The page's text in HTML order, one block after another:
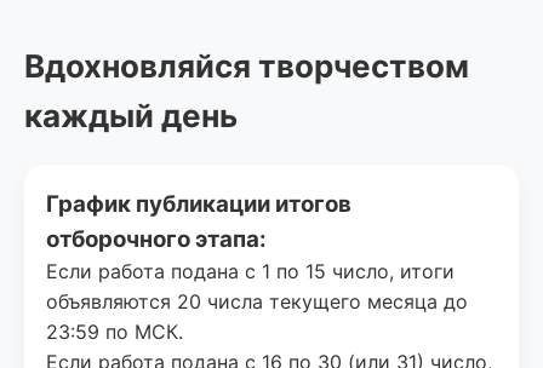
Вдохновляйся творчеством
каждый день
График публикации итогов
отборочного этапа:
Если работа подана с 1 по 15 число, итоги
объявляются 20 числа текущего месяца до
23:59 по МСК.
Если работа подана с 16 по 30 (или 31) число,